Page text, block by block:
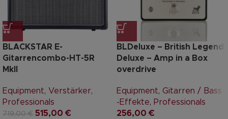
BLACKSTAR E-
Gitarrencombo-HT-5R
MkII
Equipment, Verstärker,
Professionals
719,00€ 515,00 €
BLDeluxe – British Legend
Deluxe – Amp in a Box
overdrive
Equipment, Gitarren / Bass
-Effekte, Professionals
256,00 €